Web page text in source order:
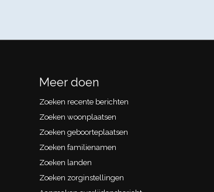
Meer doen
Zoeken recente berichten
Zoeken woonplaatsen
Zoeken geboorteplaatsen
Zoeken familienamen
Zoeken landen
Zoeken zorginstellingen